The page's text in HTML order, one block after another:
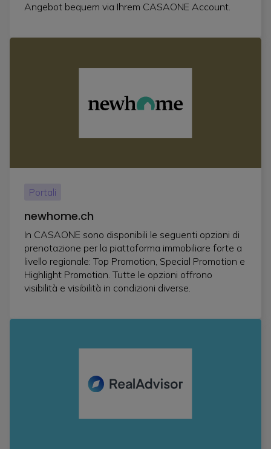
Angebot bequem via Ihrem CASAONE Account.
Portali
newhome.ch
In CASAONE sono disponibili le seguenti opzioni di
prenotazione per la piattaforma immobiliare forte a
livello regionale: Top Promotion, Special Promotion e
Highlight Promotion. Tutte le opzioni offrono
visibilità e visibilità in condizioni diverse.